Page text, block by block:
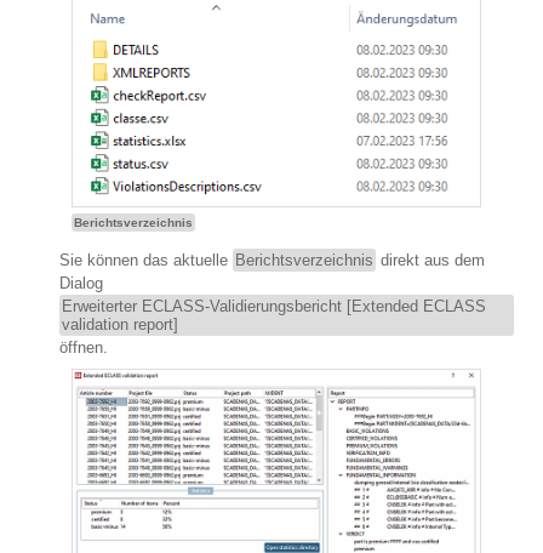
Berichtsverzeichnis
Sie können das aktuelle Berichtsverzeichnis direkt aus dem
Dialog
Erweiterter ECLASS-Validierungsbericht [Extended ECLASS
validation report]
öffnen.